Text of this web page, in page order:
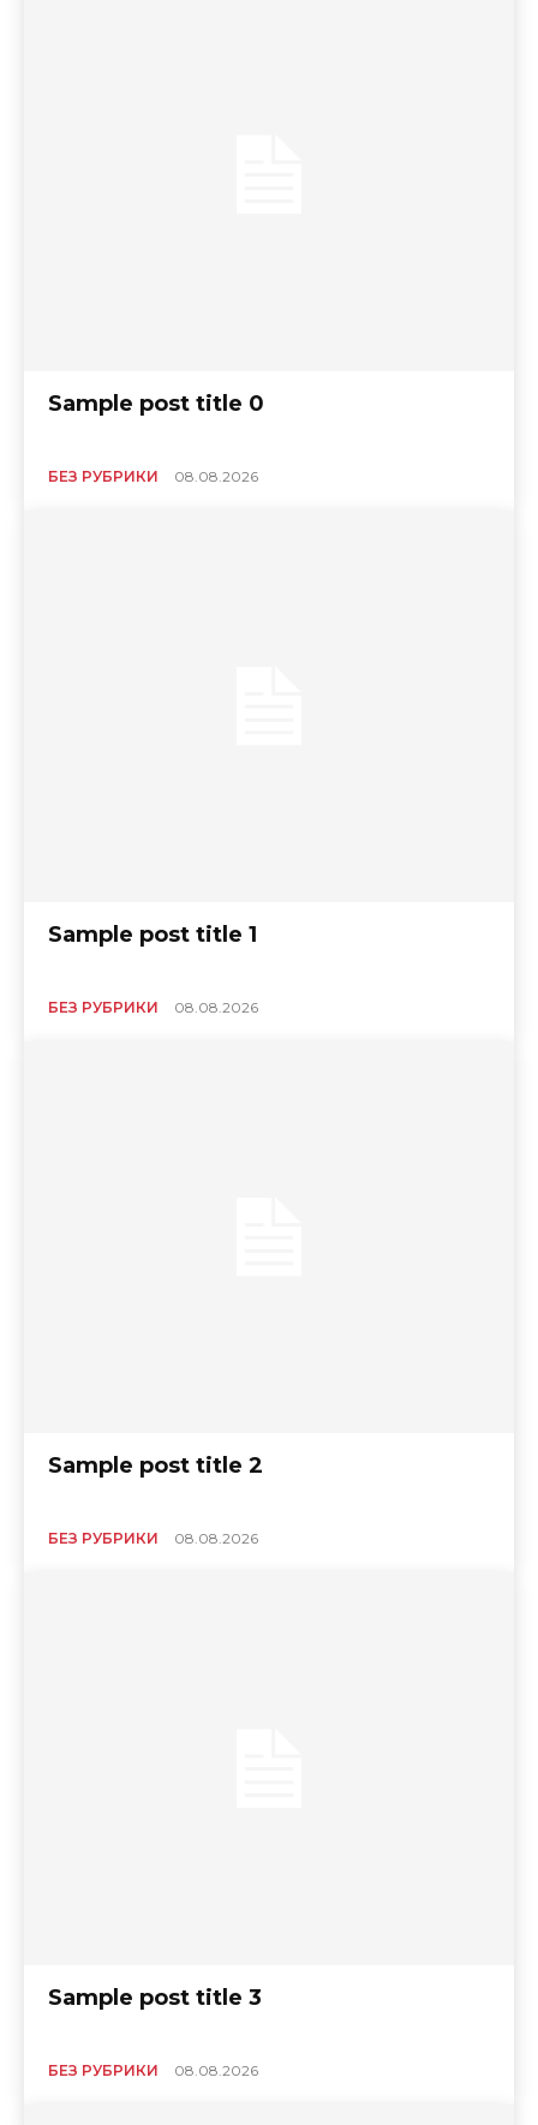
Sample post title 0
БЕЗ РУБРИКИ 08.08.2026
Sample post title 1
БЕЗ РУБРИКИ 08.08.2026
Sample post title 2
БЕЗ РУБРИКИ 08.08.2026
Sample post title 3
БЕЗ РУБРИКИ 08.08.2026